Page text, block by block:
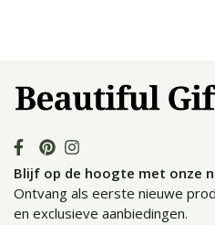
Blijf op de hoogte met onze
Ontvang als eerste nieuwe
en exclusieve aanbiedingen.